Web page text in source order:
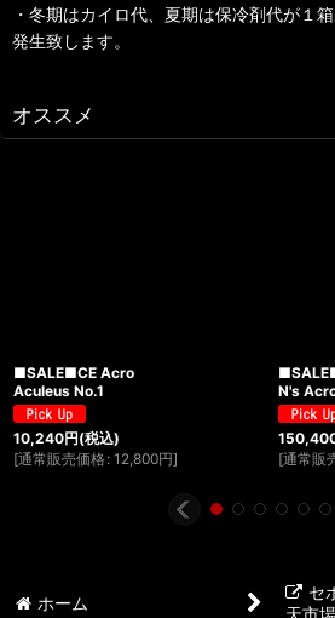
・冬期はカイロ代、夏期は保冷剤代が１
発生致します。
オススメ
■SALE■CE Acro
Aculeus No.1
10,240円(税込)
[通常販売価格 : 12,800円]
N's
[通常販
ホーム
セ